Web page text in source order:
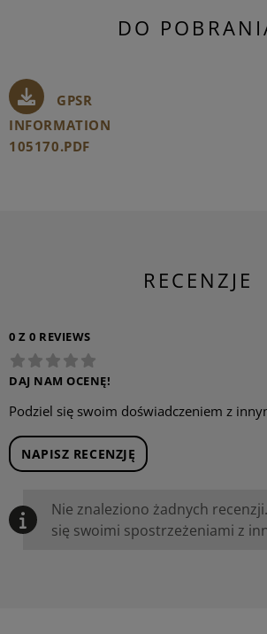
DO
GPSR
INFORMATION
105170.PDF
RECENZJE
0 Z 0 REVIEWS
DAJ NAM OCENĘ!
Podziel się swoim doświadczeniem z
NAPISZ RECENZJĘ
Nie znaleziono żadnych
się swoimi spostrzeżeniami z